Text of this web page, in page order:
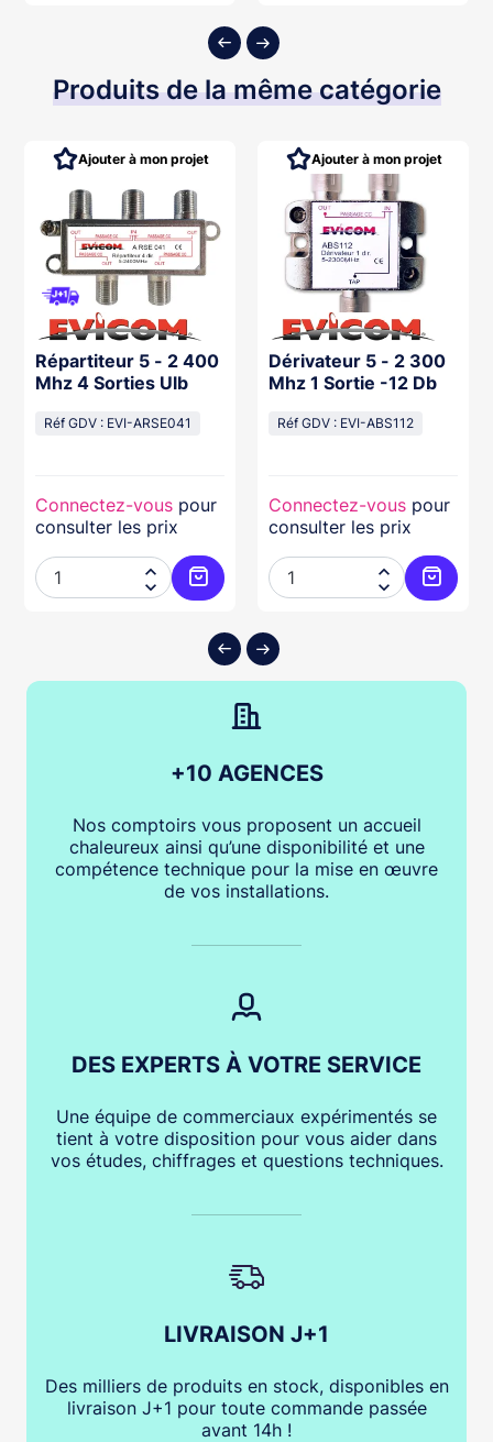
Produits de la même catégorie
au panier
Répartiteur 5 - 2 400
Mhz 4 Sorties Ulb
Réf GDV : EVI-ARSE041
Connectez-vous pour
consulter les prix


Ajouter au panier
Ajouter à mon projet
Dérivateur 5 - 2 300
Mhz 1 Sortie -12 Db
Réf GDV : EVI-ABS112
Connectez-vous pour
consulter les prix


Ajouter à mon projet
+10 AGENCES
Nos comptoirs vous proposent un accueil
chaleureux ainsi qu’une disponibilité et une
compétence technique pour la mise en œuvre
de vos installations.
DES EXPERTS À VOTRE SERVICE
Une équipe de commerciaux expérimentés se
tient à votre disposition pour vous aider dans
vos études, chiffrages et questions techniques.
LIVRAISON J+1
Des milliers de produits en stock, disponibles en
livraison J+1 pour toute commande passée
avant 14h !